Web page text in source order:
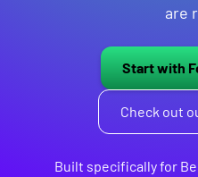
are
Start with
Check out
Built specifically for